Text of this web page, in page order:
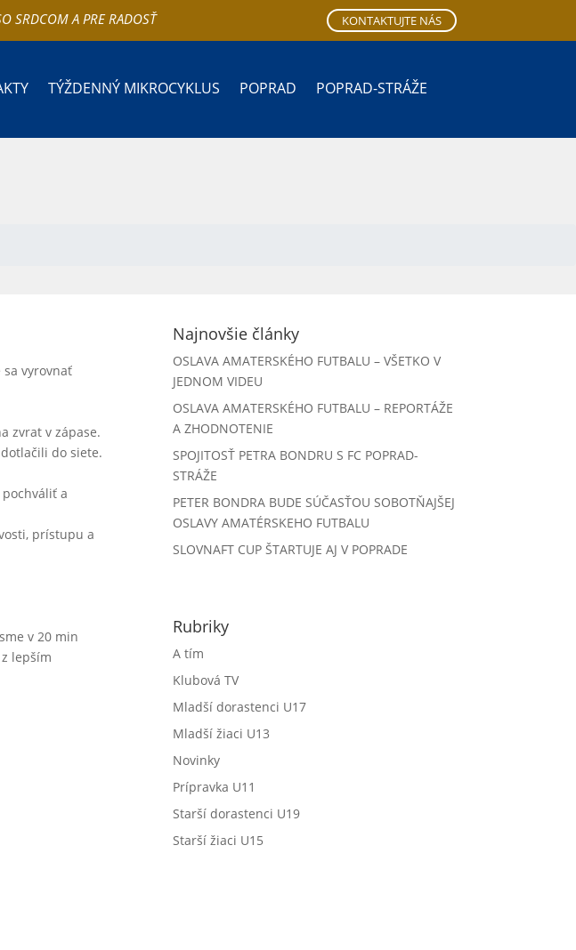
SRDCOM A PRE RADOSŤ KONTAKTUJTE NÁS
TÝŽDENNÝ MIKROCYKLUS POPRAD POPRAD-STRÁŽE
sa vyrovnať
zvrat v zápase.
do siete.
a
prístupu a
v 20 min
lepším
Najnovšie články
OSLAVA AMATERSKÉHO FUTBALU – VŠETKO V
JEDNOM VIDEU
OSLAVA AMATERSKÉHO FUTBALU – REPORTÁŽE
A ZHODNOTENIE
SPOJITOSŤ PETRA BONDRU S FC POPRAD-
STRÁŽE
PETER BONDRA BUDE SÚČASŤOU SOBOTŇAJŠEJ
OSLAVY AMATÉRSKEHO FUTBALU
SLOVNAFT CUP ŠTARTUJE AJ V POPRADE
Rubriky
A tím
Klubová TV
Mladší dorastenci U17
Mladší žiaci U13
Novinky
Prípravka U11
Starší dorastenci U19
Starší žiaci U15